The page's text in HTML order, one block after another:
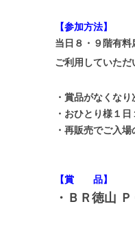
【参加方法】
当日８・９階有料
ご利用していただ
・賞品がなくなり
・おひとり様１日
・再販売でご入場
【賞 品】
・ＢＲ徳山